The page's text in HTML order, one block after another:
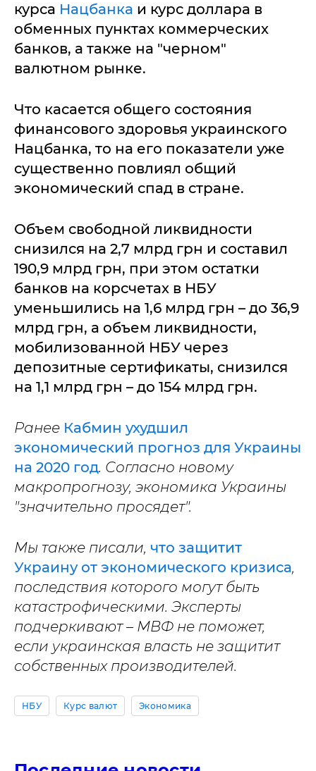
курса Нацбанка и курс доллара в
обменных пунктах коммерческих
банков, а также на "черном"
валютном рынке.
Что касается общего состояния
финансового здоровья украинского
Нацбанка, то на его показатели уже
существенно повлиял общий
экономический спад в стране.
Объем свободной ликвидности
снизился на 2,7 млрд грн и составил
190,9 млрд грн, при этом остатки
банков на корсчетах в НБУ
уменьшились на 1,6 млрд грн – до 36,9
млрд грн, а объем ликвидности,
мобилизованной НБУ через
депозитные сертификаты, снизился
на 1,1 млрд грн – до 154 млрд грн.
Ранее Кабмин ухудшил
экономический прогноз для Украины
на 2020 год. Согласно новому
макропрогнозу, экономика Украины
"значительно просядет".
Мы также писали, что защитит
Украину от экономического кризиса,
последствия которого могут быть
катастрофическими. Эксперты
подчеркивают – МВФ не поможет,
если украинская власть не защитит
собственных производителей.
НБУ Курс валют Экономика